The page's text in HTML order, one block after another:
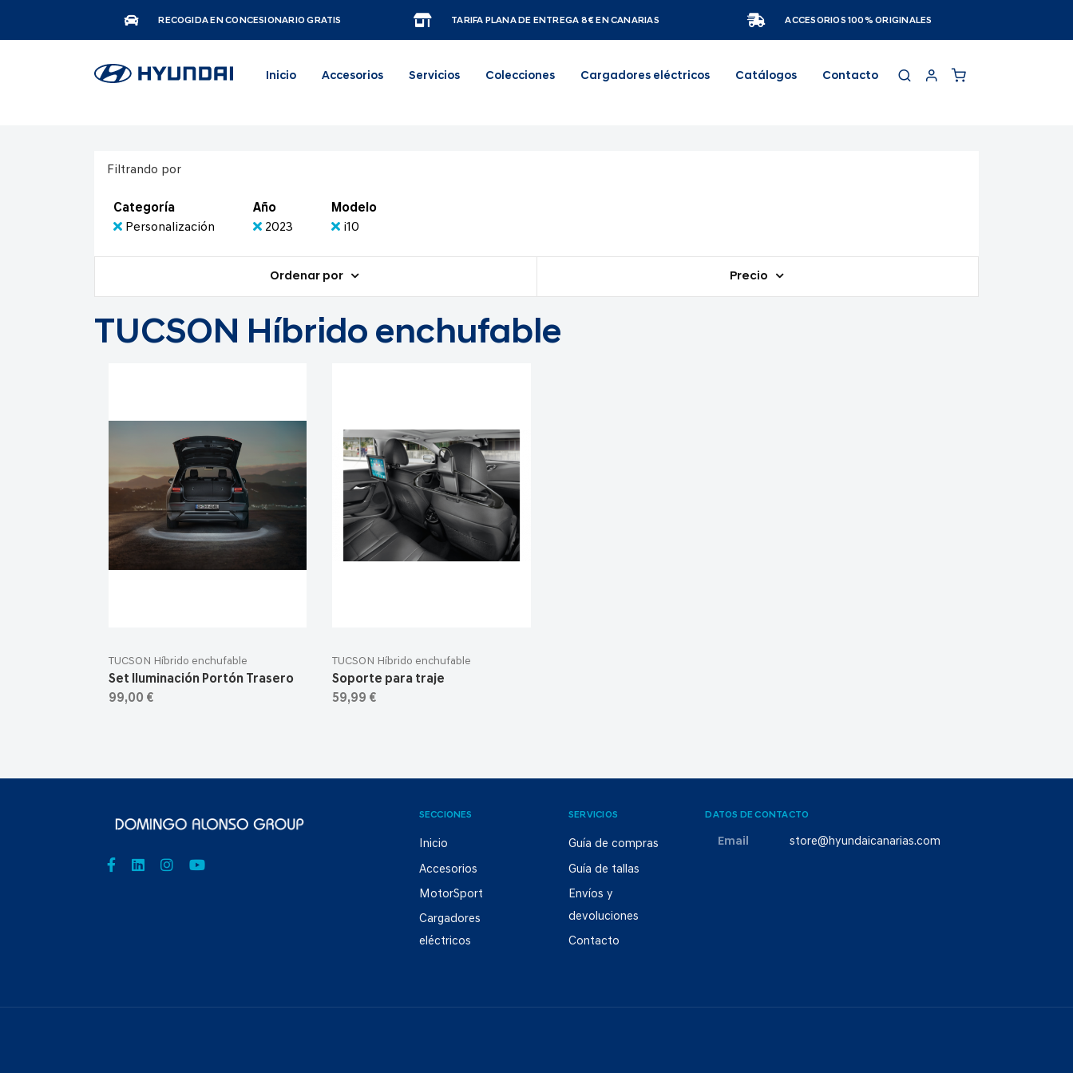
RECOGIDA EN CONCESIONARIO GRATIS TARIFA PLANA DE ENTREGA 8€ EN CANARIAS ACCESORIOS 100% ORIGINALES
Inicio Accesorios Servicios Colecciones Cargadores eléctricos Catálogos Contacto
Filtrando por
Categoría
Personalización
Año
2023
Modelo
i10
Ordenar por Precio
TUCSON Híbrido enchufable
TUCSON Híbrido enchufable
Set Iluminación Portón Trasero
99,00 €
TUCSON Híbrido enchufable
Soporte para traje
59,99 €
SECCIONES
Inicio
Accesorios
MotorSport
Cargadores
eléctricos
SERVICIOS
Guía de compras
Guía de tallas
Envíos y
devoluciones
Contacto
DATOS DE CONTACTO
Email store@hyundaicanarias.com